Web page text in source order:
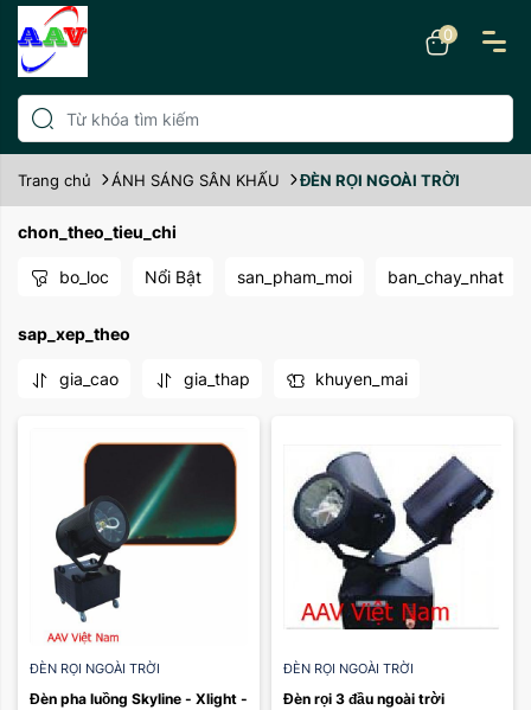
0
Trang chủ ÁNH SÁNG SÂN KHẤU ĐÈN RỌI NGOÀI TRỜI
chon_theo_tieu_chi
bo_loc Nổi Bật san_pham_moi ban_chay_nhat
sap_xep_theo
gia_cao gia_thap khuyen_mai
ĐÈN RỌI NGOÀI TRỜI
Đèn pha luồng Skyline - Xlight -
ĐÈN RỌI NGOÀI TRỜI